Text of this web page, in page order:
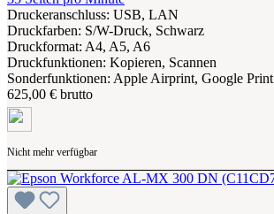
Druckeranschluss: USB, LAN
Druckfarben: S/W-Druck, Schwarz
Druckformat: A4, A5, A6
Druckfunktionen: Kopieren, Scannen
Sonderfunktionen: Apple Airprint, Google Print
625,00 € brutto
Nicht mehr verfügbar